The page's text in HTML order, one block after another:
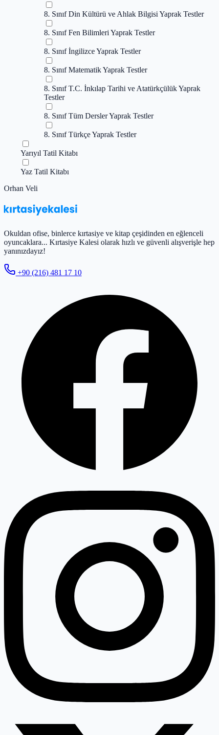
8. Sınıf Din Kültürü ve Ahlak Bilgisi Yaprak Testler
8. Sınıf Fen Bilimleri Yaprak Testler
8. Sınıf İngilizce Yaprak Testler
8. Sınıf Matematik Yaprak Testler
8. Sınıf T.C. İnkılap Tarihi ve Atatürkçülük Yaprak
Testler
8. Sınıf Tüm Dersler Yaprak Testler
8. Sınıf Türkçe Yaprak Testler
Yarıyıl Tatil Kitabı
Yaz Tatil Kitabı
Orhan Veli
Okuldan ofise, binlerce kırtasiye ve kitap çeşidinden en eğlenceli
oyuncaklara... Kırtasiye Kalesi olarak hızlı ve güvenli alışverişle hep
yanınızdayız!
+90 (216) 481 17 10